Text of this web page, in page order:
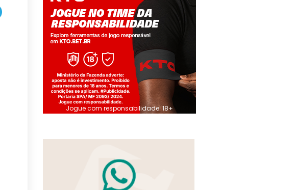
Jogue com responsabilidade. 18+